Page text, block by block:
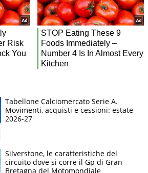
Tabellone Calciomercato Serie A.
Movimenti, acquisti e cessioni: estate
2026-27
Silverstone, le caratteristiche del
circuito dove si corre il Gp di Gran
Bretagna del Motomondiale